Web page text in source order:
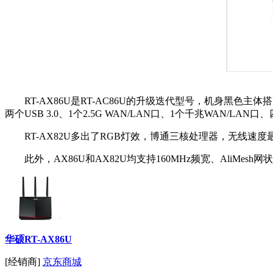
RT-AX86U是RT-AC86U的升级迭代型号，机身黑色主体
两个USB 3.0、1个2.5G WAN/LAN口、1个千兆WAN/LAN口
RT-AX82U多出了RGB灯效，博通三核处理器，无线速度
此外，AX86U和AX82U均支持160MHz频宽、AliMesh网
华硕RT-AX86U
[经销商] 京东商城